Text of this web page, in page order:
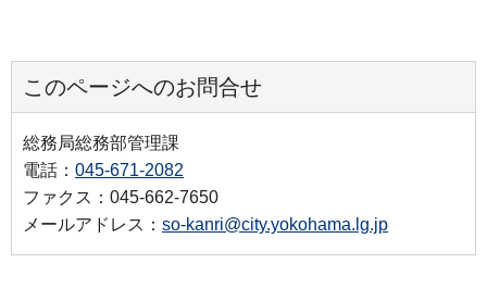
このページへのお問合せ
総務局総務部管理課
電話： 045-671-2082
ファクス：045-662-7650
メールアドレス： so-kanri@city.yokohama.lg.jp